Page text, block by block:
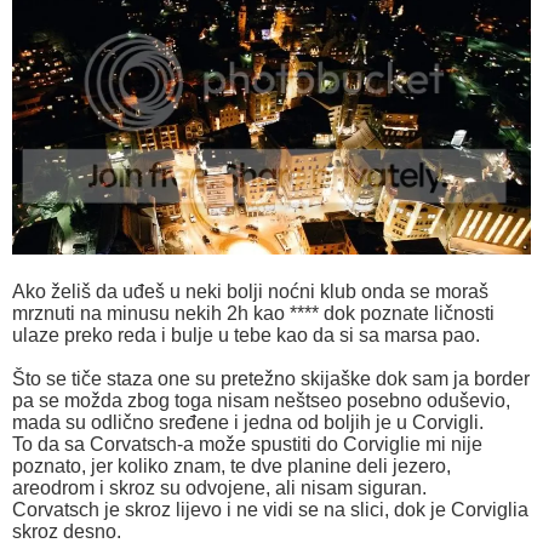
Ako želiš da uđeš u neki bolji noćni klub onda se moraš
mrznuti na minusu nekih 2h kao **** dok poznate ličnosti
ulaze preko reda i bulje u tebe kao da si sa marsa pao.
Što se tiče staza one su pretežno skijaške dok sam ja border
pa se možda zbog toga nisam neštseo posebno oduševio,
mada su odlično sređene i jedna od boljih je u Corvigli.
To da sa Corvatsch-a može spustiti do Corviglie mi nije
poznato, jer koliko znam, te dve planine deli jezero,
areodrom i skroz su odvojene, ali nisam siguran.
Corvatsch je skroz lijevo i ne vidi se na slici, dok je Corviglia
skroz desno.